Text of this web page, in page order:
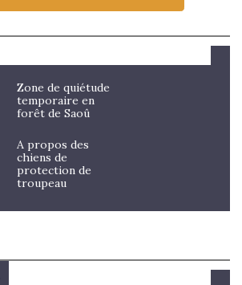
Zone de quiétude
temporaire en
forêt de Saoû
A propos des
chiens de
protection de
troupeau